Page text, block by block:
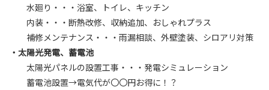
水廻り・・・浴室、トイレ、キッチン
内装・・・断熱改修、収納追加、おしゃれプラス
補修メンテナンス・・・雨漏相談、外壁塗装、シロアリ対策
・太陽光発電、蓄電池
太陽光パネルの設置工事・・・発電シミュレーション
蓄電池設置→電気代が〇〇円お得に！？